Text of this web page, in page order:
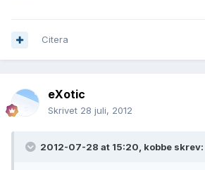
Citera
eXotic
Skrivet 28 juli, 2012
2012-07-28 at 15:20, kobbe skrev: